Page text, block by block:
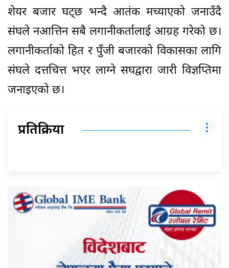
शेयर बजार घट्छ भन्दै आतंक मच्याएको जनाउँदै
संघले नआत्तिन सबै लगानीकर्तालाई आग्रह गरेको छ।
लगानीकर्ताको हित र पुँजी बजारको विकासका लागि
संघले दत्तचित्त भएर लाग्ने सघद्वारा जारी विज्ञप्तिमा
जनाइएको छ।
प्रतिक्रिया